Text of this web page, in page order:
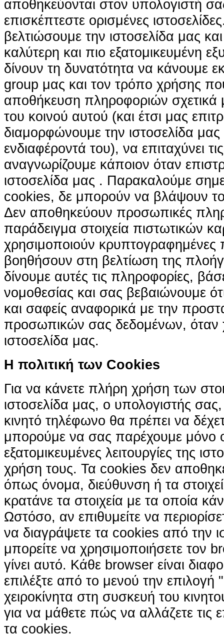
αποθηκεύονται στον υπολογιστή
επισκέπτεστε ορισμένες
βελτιώσουμε την ιστοσελίδα μας
καλύτερη και πιο εξατομικευμένη
δίνουν τη δυνατότητα να κάνουμε
group μας και τον τρόπο χρήσης
αποθήκευση πληροφοριών σχετικά
του κοινού αυτού (και έτσι μας
διαμορφώνουμε την ιστοσελίδα
ενδιαφέροντά του), να επιταχύνει
αναγνωρίζουμε κάποιον όταν
ιστοσελίδα μας . Παρακαλούμε
cookies, δε μπορούν να βλάψουν
Δεν αποθηκεύουν προσωπικές
παράδειγμα στοιχεία πιστωτικών
χρησιμοποιούν κρυπτογραφημένες
βοηθήσουν στη βελτίωση της
δίνουμε αυτές τις πληροφορίες,
νομοθεσίας και σας βεβαιώνουμε ότι
και σαφείς αναφορικά με την
προσωπικών σας δεδομένων, όταν
ιστοσελίδα μας.
H πολιτική των Cookies
Για να κάνετε πλήρη χρήση των
ιστοσελίδα μας, ο υπολογιστής
κινητό τηλέφωνο θα πρέπει να
μπορούμε να σας παρέχουμε μόνο
εξατομικευμένες λειτουργίες της
χρήση τους. Τα cookies δεν
όπως όνομα, διεύθυνση ή τα
κρατάνε τα στοιχεία με τα οποία
Ωστόσο, αν επιθυμείτε να
να διαγράψετε τα cookies από την
μπορείτε να χρησιμοποιήσετε τον
γίνει αυτό. Κάθε browser είναι
επιλέξτε από το μενού την επιλογή
χειροκίνητα στη συσκευή του
για να μάθετε πώς να αλλάζετε τις
τα cookies.